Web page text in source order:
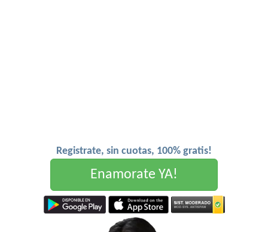
Registrate, sin cuotas, 100% gratis!
Enamorate YA!